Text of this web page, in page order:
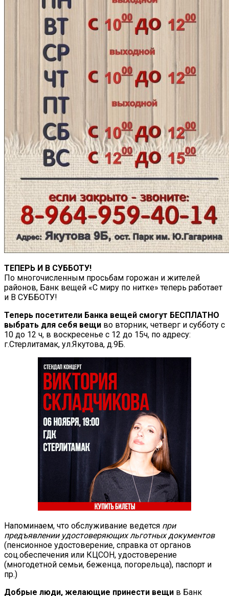
ТЕПЕРЬ И В СУББОТУ!
По многочисленным просьбам горожан и жителей
районов, Банк вещей «С миру по нитке» теперь работает
и В СУББОТУ!
Теперь посетители Банка вещей смогут БЕСПЛАТНО
выбрать для себя вещи во вторник, четверг и субботу с
10 до 12 ч, в воскресенье с 12 до 15ч, по адресу:
г.Стерлитамак, ул.Якутова, д.9Б.
Напоминаем, что обслуживание ведется при
предъявлении удостоверяющих льготных документов
(пенсионное удостоверение, справка от органов
соц.обеспечения или КЦСОН, удостоверение
(многодетной семьи, беженца, погорельца), паспорт и
пр.)
Добрые люди, желающие принести вещи в Банк